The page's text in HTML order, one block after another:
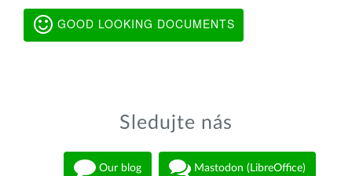
GOOD LOOKING DOCUMENTS
Sledujte nás
Our blog Mastodon (LibreOffice)